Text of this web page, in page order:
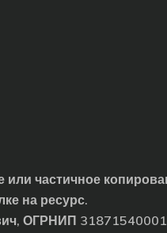
частичное
на ресурс.
ОГРНИП